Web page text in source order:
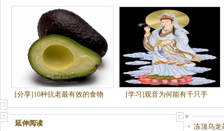
[分享]10种抗老最有效的食物 [学习]观音为何能有千只手
延伸阅读
冻顶乌龙